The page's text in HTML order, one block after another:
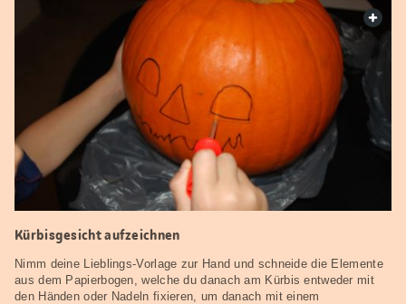
Kürbisgesicht aufzeichnen
Nimm deine Lieblings-Vorlage zur Hand und schneide die Elemente
aus dem Papierbogen, welche du danach am Kürbis entweder mit
den Händen oder Nadeln fixieren, um danach mit einem